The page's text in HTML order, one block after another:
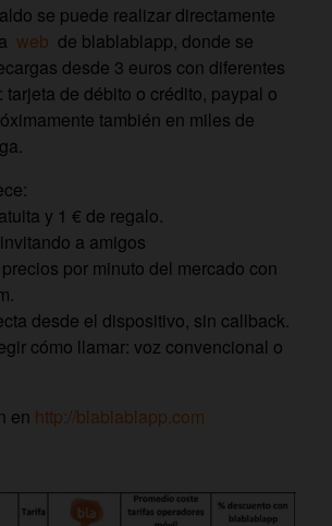
se puede realizar directamente
web de blablablapp, donde se
desde 3 euros con diferentes
tarjeta de débito o crédito, paypal o
también en miles de
y 1 € de regalo.
a amigos
por minuto del mercado con
desde el dispositivo, sin callback.
cómo llamar: voz convencional o
en http://blablablapp.com